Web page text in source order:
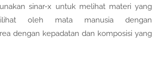
sinar-x untuk melihat materi yang
oleh mata manusia dengan
dengan kepadatan dan komposisi yang